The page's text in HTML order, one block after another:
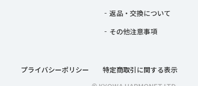
返品・交換について
その他注意事項
プライバシーポリシー
特定商取引に関する表示